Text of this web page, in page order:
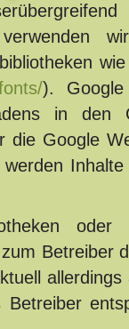
verwenden
).
in den
die Google
oder
Betreiber